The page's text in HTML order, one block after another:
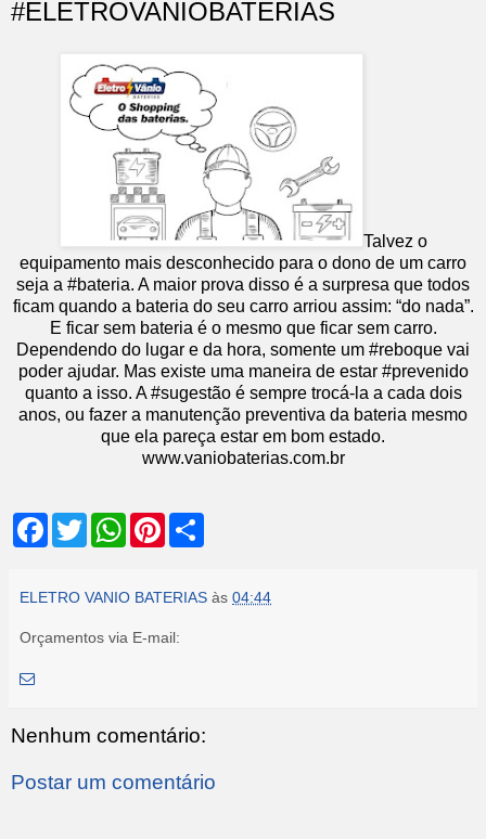
#ELETROVANIOBATERIAS
Talvez o
equipamento mais desconhecido para o dono de um carro
seja a #bateria. A maior prova disso é a surpresa que todos
ficam quando a bateria do seu carro arriou assim: “do nada”.
E ficar sem bateria é o mesmo que ficar sem carro.
Dependendo do lugar e da hora, somente um #reboque vai
poder ajudar. Mas existe uma maneira de estar #prevenido
quanto a isso. A #sugestão é sempre trocá-la a cada dois
anos, ou fazer a manutenção preventiva da bateria mesmo
que ela pareça estar em bom estado.
www.vaniobaterias.com.br
F
b
o
k
T
w
t
e
W
s
A
p
P
e
r
s
e
ELETRO VANIO BATERIAS às 04:44
Orçamentos via E-mail:
Nenhum comentário:
Postar um comentário